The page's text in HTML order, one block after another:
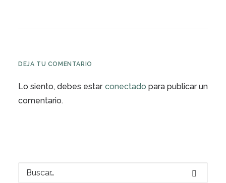
DEJA TU COMENTARIO
Lo siento, debes estar conectado para publicar un
comentario.